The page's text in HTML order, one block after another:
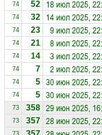
74 52 18 июл 2025,
74 32 14 июл 2025,
74 23 9 июл 2025,
74 21 8 июл 2025,
74 14 3 июл 2025,
74 7 2 июл 2025,
74 5 30 июн 2025,
74 5 30 июн 2025,
73 358 29 июн 2025,
73 357 28 июн 2025,
73